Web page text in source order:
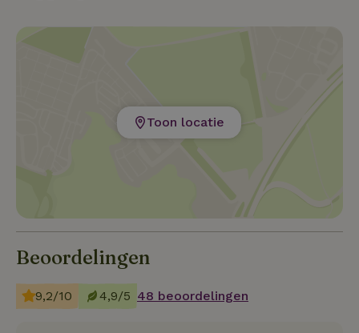
Toon locatie
Beoordelingen
9,2/10 4,9/5 48 beoordelingen